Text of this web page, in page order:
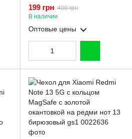
магнитом из эко-кожи с
подставкой бордовая
199 грн 400 грн
В наличии
Оптовые цены